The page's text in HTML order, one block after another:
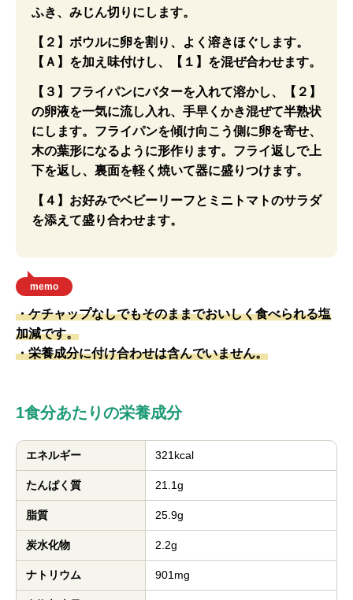
ふき、みじん切りにします。
【２】ボウルに卵を割り、よく溶きほぐします。
【Ａ】を加え味付けし、【１】を混ぜ合わせます。
【３】フライパンにバターを入れて溶かし、【２】
の卵液を一気に流し入れ、手早くかき混ぜて半熟状
にします。フライパンを傾け向こう側に卵を寄せ、
木の葉形になるように形作ります。フライ返しで上
下を返し、裏面を軽く焼いて器に盛りつけます。
【４】お好みでベビーリーフとミニトマトのサラダ
を添えて盛り合わせます。
memo
・ケチャップなしでもそのままでおいしく食べられる塩
加減です。
・栄養成分に付け合わせは含んでいません。
1食分あたりの栄養成分
エネルギー 321kcal
たんぱく質 21.1g
脂質 25.9g
炭水化物 2.2g
ナトリウム 901mg